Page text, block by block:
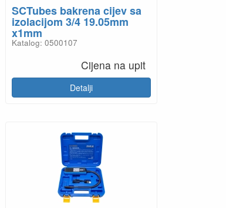
Detalji
DETEKTOR PLINA VALUE
Katalog: VML-1